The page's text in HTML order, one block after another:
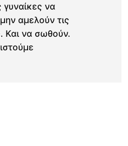
γυναίκες να
αμελούν τις
Και να σωθούν.